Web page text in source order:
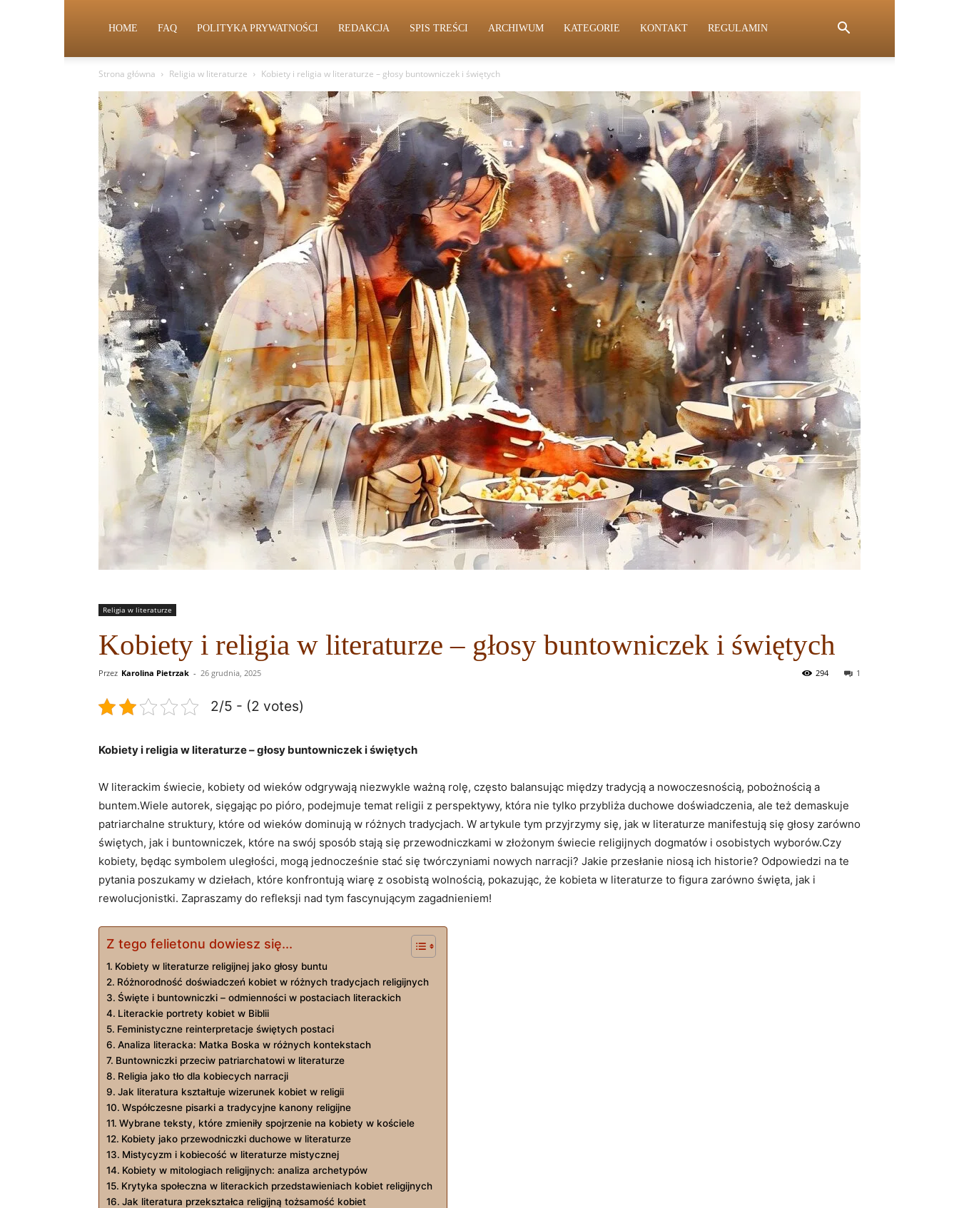
HOME FAQ POLITYKA PRYWATNOŚCI REDAKCJA SPIS TREŚCI ARCHIWUM KATEGORIE KONTAKT REGULAMIN
Strona główna Religia w literaturze Kobiety i religia w literaturze – głosy buntowniczek i świętych
Religia w literaturze
Kobiety i religia w literaturze – głosy buntowniczek i świętych
Przez Karolina Pietrzak - 26 grudnia, 2025 1
294
2/5 - (2 votes)
Kobiety i religia w literaturze – głosy buntowniczek i świętych
W literackim świecie, kobiety od wieków odgrywają niezwykle ważną rolę, często balansując między tradycją a nowoczesnością, pobożnością a
buntem.Wiele autorek, sięgając po pióro, podejmuje temat religii z perspektywy, która nie tylko przybliża duchowe doświadczenia, ale też demaskuje
patriarchalne struktury, które od wieków dominują w różnych tradycjach. W artykule tym przyjrzymy się, jak w literaturze manifestują się głosy zarówno
świętych, jak i buntowniczek, które na swój sposób stają się przewodniczkami w złożonym świecie religijnych dogmatów i osobistych wyborów.Czy
kobiety, będąc symbolem uległości, mogą jednocześnie stać się twórczyniami nowych narracji? Jakie przesłanie niosą ich historie? Odpowiedzi na te
pytania poszukamy w dziełach, które konfrontują wiarę z osobistą wolnością, pokazując, że kobieta w literaturze to figura zarówno święta, jak i
rewolucjonistki. Zapraszamy do refleksji nad tym fascynującym zagadnieniem!
Z tego felietonu dowiesz się...
Kobiety w literaturze religijnej jako głosy buntu
Różnorodność doświadczeń kobiet w różnych tradycjach religijnych
Święte i buntowniczki – odmienności w postaciach literackich
Literackie portrety kobiet w Biblii
Feministyczne reinterpretacje świętych postaci
Analiza literacka: Matka Boska w różnych kontekstach
Buntowniczki przeciw patriarchatowi w literaturze
Religia jako tło dla kobiecych narracji
Jak literatura kształtuje wizerunek kobiet w religii
Współczesne pisarki a tradycyjne kanony religijne
Wybrane teksty, które zmieniły spojrzenie na kobiety w kościele
Kobiety jako przewodniczki duchowe w literaturze
Mistycyzm i kobiecość w literaturze mistycznej
Kobiety w mitologiach religijnych: analiza archetypów
Krytyka społeczna w literackich przedstawieniach kobiet religijnych
Jak literatura przekształca religijną tożsamość kobiet